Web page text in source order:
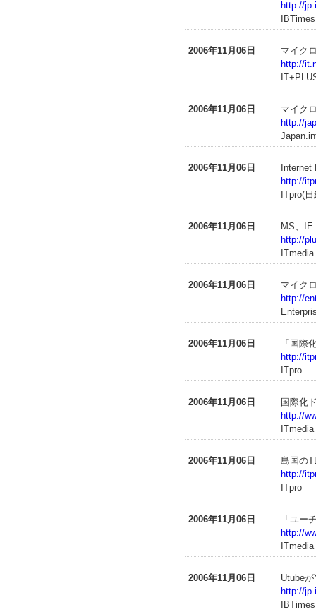
http://
IBTimes
2006年11月06日
マイク
http://
2006年11月06日
マイク
http://
2006年11月06日
http://
ITpro(
2006年11月06日
MS、IE
http://
2006年11月06日
マイク
http://
2006年11月06日
「国際
http://
ITpro
2006年11月06日
国際化
http://
ITmedia
2006年11月06日
島国の
http://
ITpro
2006年11月06日
「ユー
http://
ITmedia
2006年11月06日
Utube
http://
IBTimes